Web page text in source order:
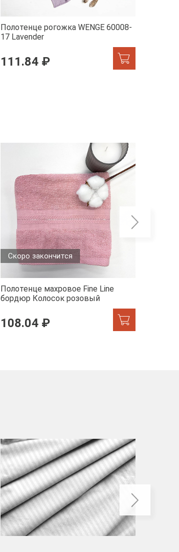
Полотенце рогожка WENGE 60008-
17 Lavender
111.84 ₽
Скоро закончится
Полотенце махровое Fine Line
бордюр Колосок розовый
108.04 ₽